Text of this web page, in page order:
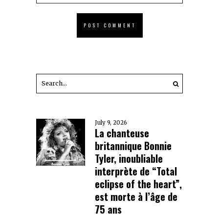
July 9, 2026
La chanteuse
britannique Bonnie
Tyler, inoubliable
interprète de “Total
eclipse of the heart”,
est morte à l’âge de
75 ans